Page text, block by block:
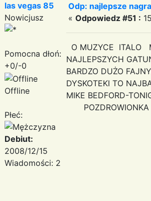
las vegas 85
Nowicjusz
Pomocna dłoń:
+0/-0
Offline
Płeć:
Debiut:
2008/12/15
Wiadomości: 2
Odp: najlepsze
« Odpowiedz #51 :
O MUZYCE ITALO
NAJLEPSZYCH
BARDZO DUŻO
DYSKOTEKI TO
MIKE BEDFORD-
POZDROWIONKA